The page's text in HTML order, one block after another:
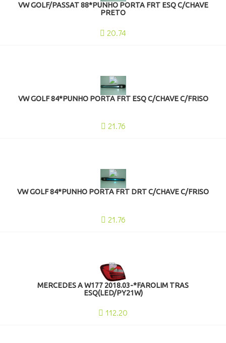
VW GOLF/PASSAT 88*PUNHO PORTA FRT ESQ C/CHAVE
PRETO
20.74
VW GOLF 84*PUNHO PORTA FRT ESQ C/CHAVE C/FRISO
21.76
VW GOLF 84*PUNHO PORTA FRT DRT C/CHAVE C/FRISO
21.76
MERCEDES A W177 2018.03-*FAROLIM TRAS
ESQ(LED/PY21W)
112.20